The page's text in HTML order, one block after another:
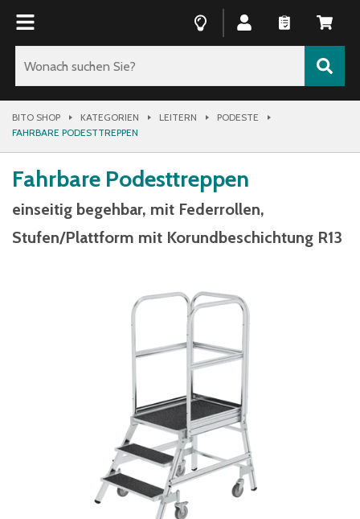
BITO SHOP KATEGORIEN LEITERN
PODESTE
FAHRBARE PODESTTREPPEN
Fahrbare Podesttreppen
einseitig begehbar, mit Federrollen,
Stufen/Plattform mit Korundbeschichtung R13